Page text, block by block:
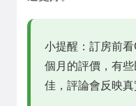
小提醒：訂房前
個月的評價，有
佳，評論會反映真